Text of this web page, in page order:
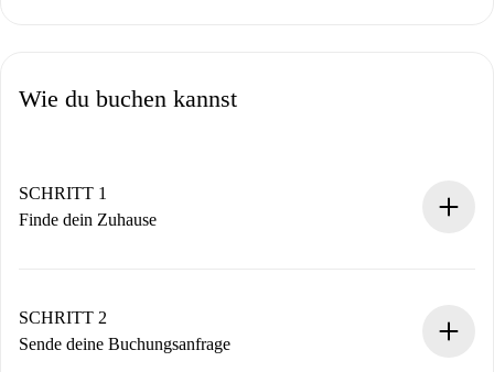
Wie du buchen kannst
SCHRITT 1
Finde dein Zuhause
Du erhältst alle notwendigen Informationen im Voraus.
SCHRITT 2
Sende deine Buchungsanfrage